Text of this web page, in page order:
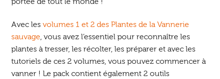
Avec les volumes 1 et 2 des Plantes de la Vannerie
sauvage, vous avez l’essentiel pour reconnaître les
plantes à tresser, les récolter, les préparer et avec les
tutoriels de ces 2 volumes, vous pouvez commencer à
vanner ! Le pack contient également 2 outils